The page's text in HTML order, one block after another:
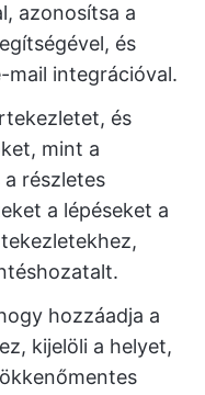
azonosítsa a
és
mail integrációval.
és
mint a
részletes
a lépéseket a
hozzáadja a
kijelöli a helyet,